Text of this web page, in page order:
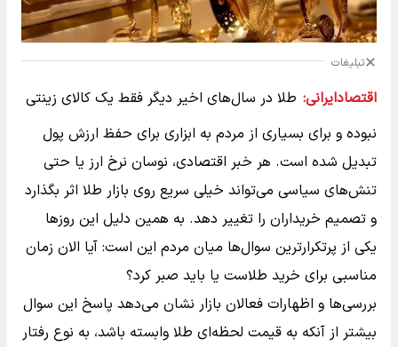
تبلیغات
اقتصادایرانی: طلا در سال‌های اخیر دیگر فقط یک کالای زینتی
نبوده و برای بسیاری از مردم به ابزاری برای حفظ ارزش پول
تبدیل شده است. هر خبر اقتصادی، نوسان نرخ ارز یا حتی
تنش‌های سیاسی می‌تواند خیلی سریع روی بازار طلا اثر بگذارد
و تصمیم خریداران را تغییر دهد. به همین دلیل این روزها
یکی از پرتکرارترین سوال‌ها میان مردم این است: آیا الان زمان
مناسبی برای خرید طلاست یا باید صبر کرد؟
بررسی‌ها و اظهارات فعالان بازار نشان می‌دهد پاسخ این سوال
بیشتر از آنکه به قیمت لحظه‌ای طلا وابسته باشد، به نوع رفتار